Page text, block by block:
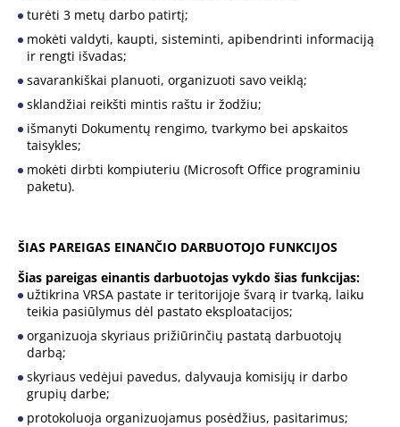
turėti 3 metų darbo patirtį;
mokėti valdyti, kaupti, sisteminti, apibendrinti informaciją
ir rengti išvadas;
savarankiškai planuoti, organizuoti savo veiklą;
sklandžiai reikšti mintis raštu ir žodžiu;
išmanyti Dokumentų rengimo, tvarkymo bei apskaitos
taisykles;
mokėti dirbti kompiuteriu (Microsoft Office programiniu
paketu).
ŠIAS PAREIGAS EINANČIO DARBUOTOJO FUNKCIJOS
Šias pareigas einantis darbuotojas vykdo šias funkcijas:
užtikrina VRSA pastate ir teritorijoje švarą ir tvarką, laiku
teikia pasiūlymus dėl pastato eksploatacijos;
organizuoja skyriaus prižiūrinčių pastatą darbuotojų
darbą;
skyriaus vedėjui pavedus, dalyvauja komisijų ir darbo
grupių darbe;
protokoluoja organizuojamus posėdžius, pasitarimus;